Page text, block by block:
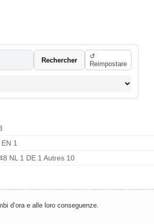
Rechercher
↺
Reimpostare
1
NL 1 DE 1 Autres 10
d’ora e alle loro conseguenze.